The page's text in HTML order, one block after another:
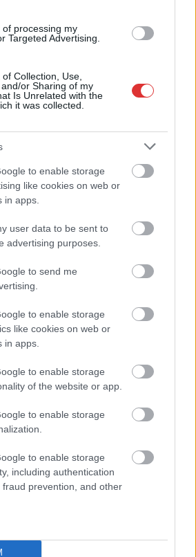
processing my
Targeted Advertising.
Collection, Use,
or Sharing of my
Is Unrelated with the
it was collected.
to enable storage
like cookies on web or
in apps.
user data to be sent to
advertising purposes.
to send me
to enable storage
like cookies on web or
in apps.
to enable storage
of the website or app.
to enable storage
to enable storage
including authentication
prevention, and other
Pócs János fizetéslevonást
kevesebbet vittek haza
nagyon nem akarták a JÉGER
lépcső és remek
benzin és a gázolaj ára is
az új köztársasági elnököt az
az országban, köztük Karcagon
az országban: Szolnokon klímát
elájult – ilyen körülményekről
börtönből
fel a Szolnok–Kecskemét
cégekhez fordult: több száz
Hunland, a hazai
szereplője
így festett a Duna a két évvel
most – fotógyűjtemény
a vendégektől – a hőhullám